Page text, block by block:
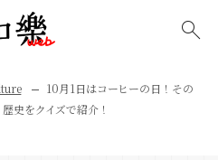
10月1日はコーヒーの日！その
史をクイズで紹介！